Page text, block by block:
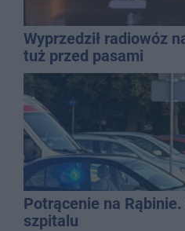
Wyprzedził radiowóz
tuż przed pasami
Potrącenie na
szpitalu